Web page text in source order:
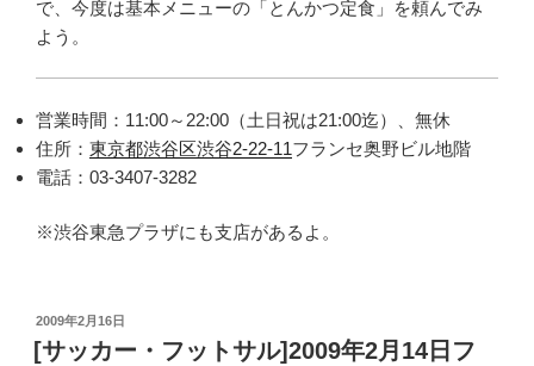
で、今度は基本メニューの「とんかつ定食」を頼んでみ
よう。
営業時間：11:00～22:00（土日祝は21:00迄）、無休
住所： 東京都渋谷区渋谷2-22-11フランセ奥野ビル地階
電話：03-3407-3282
※渋谷東急プラザにも支店があるよ。
投
稿
日:
2009年2月16日
[サッカー・フットサル]2009年2月14日フ